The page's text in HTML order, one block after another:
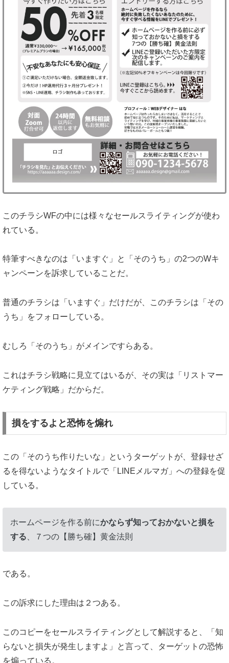
このチラシWFの中には様々なセールスライティングが使わ
れている。
特筆すべきなのは「いますぐ」と「そのうち」の2つのWキ
ャンペーンを訴求していることだ。
普通のチラシは「いますぐ」だけだが、このチラシは「その
うち」をフォローしている。
むしろ「そのうち」がメインですらある。
これはチラシ戦略に見立てはいるが、その実は「リストマー
ケティング戦略」だからだ。
損をするよと恐怖を煽れ
この「そのうち作りたいな」というターゲットが、登録せざ
るを得ないようなタイトルで「LINEメルマガ」への登録を促
している。
ホームページを作る前にかならず知っておかないと損を
する 、７つの【勝ち確】黄金法則
である。
この訴求にした理由は２つある。
このコピーをセールスライティングとして解説すると、「知
らないと損失が発生しますよ」と言って、ターゲットの恐怖
を煽っている。